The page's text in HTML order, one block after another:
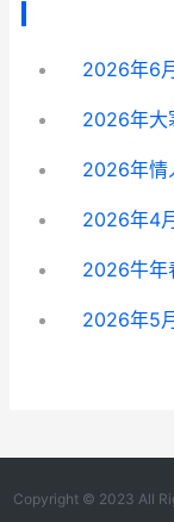
Copyright © 2023 All